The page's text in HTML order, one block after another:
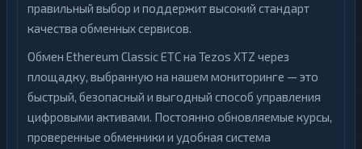
правильный выбор и поддержит высокий стандарт
качества обменных сервисов.
Обмен Ethereum Classic ETC на Tezos XTZ через
площадку, выбранную на нашем мониторинге — это
быстрый, безопасный и выгодный способ управления
цифровыми активами. Постоянно обновляемые курсы,
проверенные обменники и удобная система